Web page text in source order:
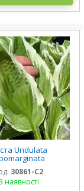
Undulata
2 л, 3/+ розетки
30861-С2
наявності